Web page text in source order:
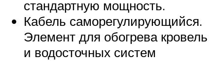
стандартную мощность.
Кабель саморегулирующийся.
Элемент для обогрева кровель
и водосточных систем